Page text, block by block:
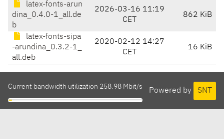
latex-fonts-arun
dina_0.4.0-1_all.de
b
2026-03-16 11:19
CET
862 KiB
latex-fonts-sipa
-arundina_0.3.2-1_
all.deb
2020-02-12 14:27
CET
16 KiB
Powered by SNT
Current bandwidth utilization 258.98 Mbit/s